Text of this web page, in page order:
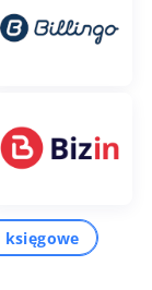
księgowe